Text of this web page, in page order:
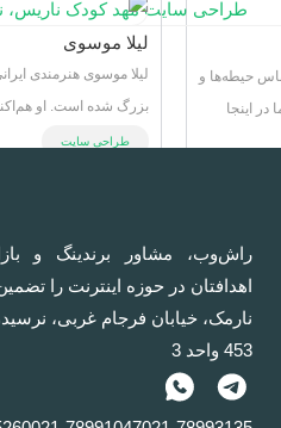
حیطه‌ها و
اینجا
لیلا موسوی
لیلا موسوی هنرمندی
بزرگ شده است. او
طراحی سایت
راش‌وب‌، مشاور برندینگ و
اهدافتان در حوزه اینترنت را
نارمک، خیابان فرجام غربی،
453 واحد 3